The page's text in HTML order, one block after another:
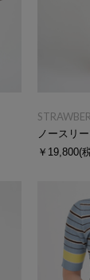
ノースリ
￥19,800(